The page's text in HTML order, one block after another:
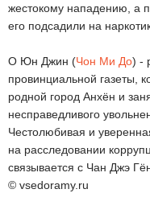
жестокому нападению, а
его подсадили на
О Юн Джин (Чон Ми До) -
провинциальной газеты,
родной город Анхён и
несправедливого
Честолюбивая и
на расследовании
связывается с Чан Джэ
© vsedoramy.ru